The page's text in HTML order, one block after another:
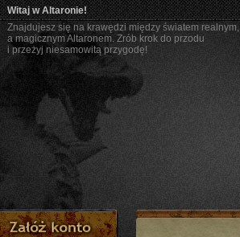
Witaj w Altaronie!
Znajdujesz się na krawędzi między światem realnym,
a magicznym Altaronem. Zrób krok do przodu
i przeżyj niesamowitą przygodę!